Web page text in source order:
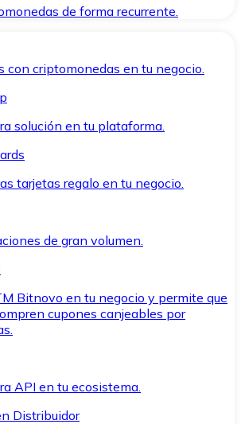
de forma recurrente.
con criptomonedas en tu negocio.
solución en tu plataforma.
tarjetas regalo en tu negocio.
de gran volumen.
Bitnovo en tu negocio y permite que
cupones canjeables por
API en tu ecosistema.
Distribuidor